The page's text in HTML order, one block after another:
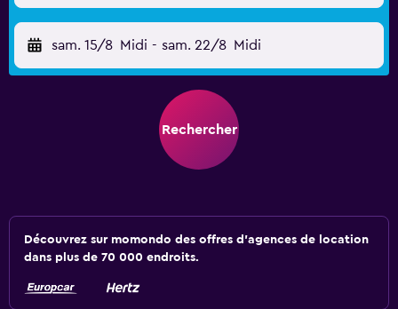
sam. 15/8 Midi - sam. 22/8 Midi
Rechercher
Découvrez sur momondo des offres d'agences de location
dans plus de 70 000 endroits.